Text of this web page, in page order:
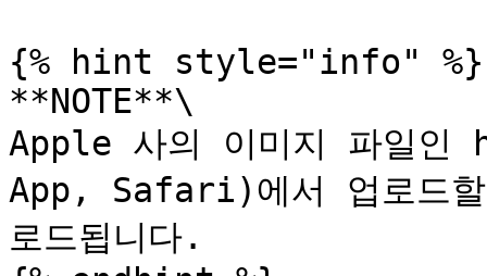
{% hint style="info" %}
**NOTE**\
Apple 사의 이미지 파일
App, Safari)에서 업로드
로드됩니다.